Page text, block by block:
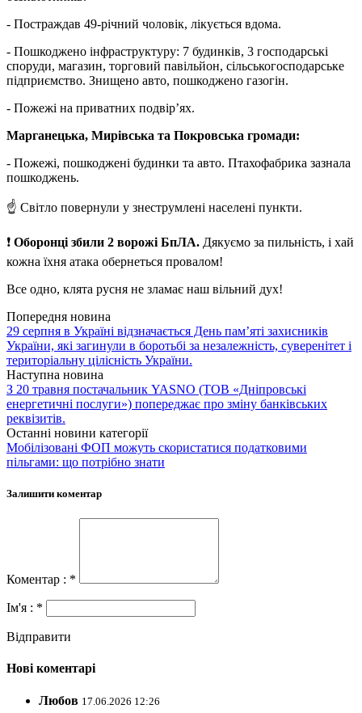
- Постраждав 49-річний чоловік, лікується вдома.
- Пошкоджено інфраструктуру: 7 будинків, 3 господарські
споруди, магазин, торговий павільйон, сільськогосподарське
підприємство. Знищено авто, пошкоджено газогін.
- Пожежі на приватних подвір’ях.
Марганецька, Мирівська та Покровська громади:
- Пожежі, пошкоджені будинки та авто. Птахофабрика зазнала
пошкоджень.
☝️ Світло повернули у знеструмлені населені пункти.
❗ Оборонці збили 2 ворожі БпЛА. Дякуємо за пильність, і хай
кожна їхня атака обернеться провалом!
Все одно, клята русня не зламає наш вільний дух!
Попередня новина
29 серпня в Україні відзначається День пам’яті захисників
України, які загинули в боротьбі за незалежність, суверенітет і
територіальну цілісність України.
Наступна новина
З 20 травня постачальник YASNO (ТОВ «Дніпровські
енергетичні послуги») попереджає про зміну банківських
реквізитів.
Останні новини категорії
Мобілізовані ФОП можуть скористатися податковими
пільгами: що потрібно знати
Залишити коментар
Коментар : *
Ім'я : *
Відправити
Нові коментарі
Любов 17.06.2026 12:26